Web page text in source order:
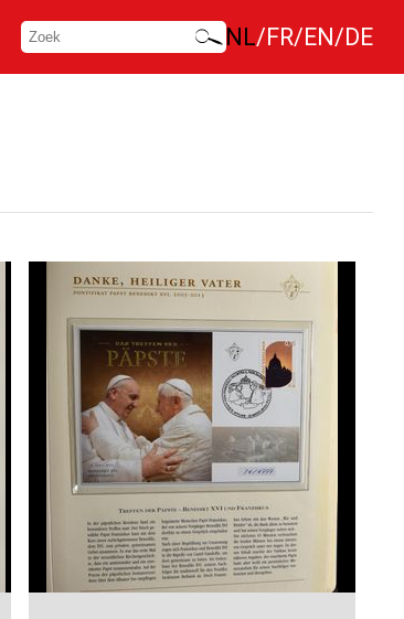
NL FR EN DE